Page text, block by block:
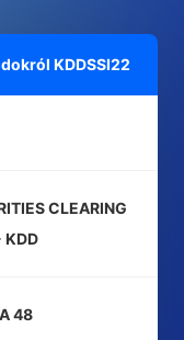
KDDSSI22
CLEARING
KDD
48